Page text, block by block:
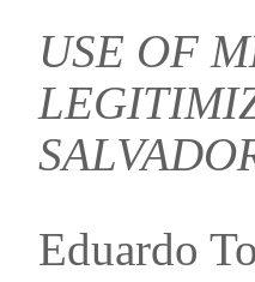
USE OF
Eduardo